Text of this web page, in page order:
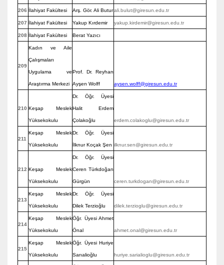
206 İlahiyat Fakültesi Arş. Gör. Ali Buturali.bulut@giresun.edu.tr
207 İlahiyat Fakültesi Yakup Kırdemir yakup.kirdemir@giresun.edu.tr
208 İlahiyat Fakültesi Berat Yazıcı
209
Kadın ve Aile
Çalışmaları
Uygulama ve
Araştırma Merkezi
Prof. Dr. Reyhan
Ayşen Wolff aysen.wolff@giresun.edu.tr
210 Keşap Meslek
Yüksekokulu
Dr. Öğr. Üyesi
Halit Erdem
Çolakoğlu erdem.colakoglu@giresun.edu.tr
211
Keşap Meslek
Yüksekokulu
Dr. Öğr. Üyesi
İlknur Koçak Şen ilknur.sen@giresun.edu.tr
212 Keşap Meslek
Yüksekokulu
Dr. Öğr. Üyesi
Ceren Türkdoğan
Gürgün ceren.turkdogan@giresun.edu.tr
213
Keşap Meslek
Yüksekokulu
Dr. Öğr. Üyesi
Dilek Terzioğlu dilek.terzioglu@giresun.edu.tr
214
Keşap Meslek
Yüksekokulu
Öğr. Üyesi Ahmet
Önal ahmet.onal@giresun.edu.tr
215
Keşap Meslek
Yüksekokulu
Öğr. Üyesi Huriye
Sarıalioğlu huriye.sarialioglu@giresun.edu.tr